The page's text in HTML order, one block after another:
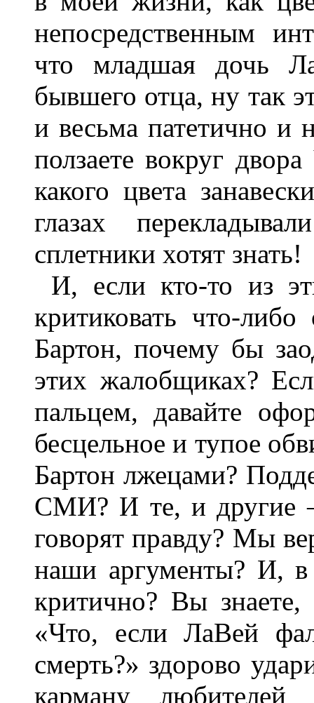
непосредственным
что младшая дочь
бывшего отца, ну так
и весьма патетично и
ползаете вокруг
какого цвета
глазах
сплетники хотят знать!
И, если кто-то из
критиковать что-
Бартон, почему бы
этих жалобщиках?
пальцем, давайте
бесцельное и тупое
Бартон лжецами?
СМИ? И те, и другие
говорят правду? Мы
наши аргументы? И, в
критично? Вы знаете,
«Что, если ЛаВей
смерть?» здорово
карману любителей